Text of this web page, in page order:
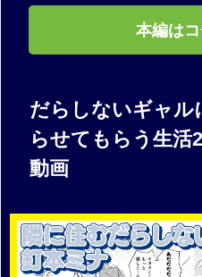
本編は
だらしないギャル
らせてもらう生活
動画